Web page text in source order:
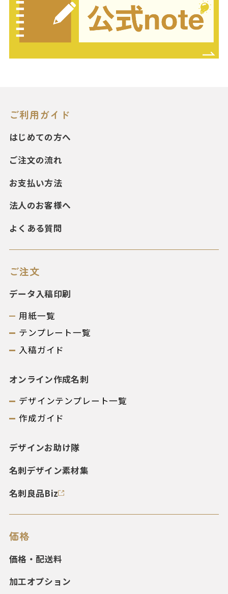
ご注文
データ入稿印刷
用紙一覧
テンプレート一覧
入稿ガイド
オンライン作成名刺
デザインテンプレート一覧
作成ガイド
デザインお助け隊
名刺デザイン素材集
名刺良品Biz
ご利用ガイド
はじめての方へ
ご注文の流れ
お支払い方法
法人のお客様へ
よくある質問
価格
価格・配送料
加工オプション